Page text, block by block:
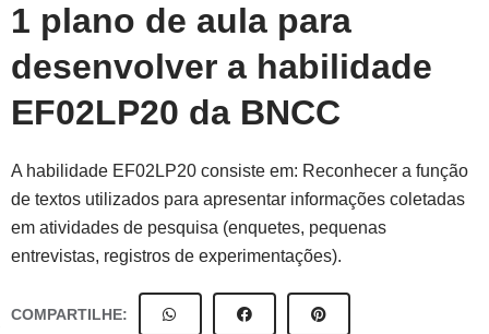
1 plano de aula para
desenvolver a habilidade
EF02LP20 da BNCC
A habilidade EF02LP20 consiste em: Reconhecer a função
de textos utilizados para apresentar informações coletadas
em atividades de pesquisa (enquetes, pequenas
entrevistas, registros de experimentações).
COMPARTILHE: